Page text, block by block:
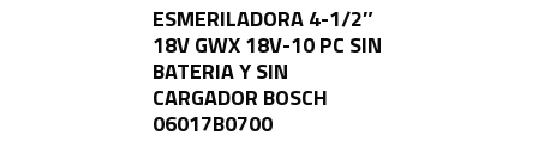
ESMERILADORA 4-1/2″
18V GWX 18V-10 PC SIN
BATERIA Y SIN
CARGADOR BOSCH
06017B0700